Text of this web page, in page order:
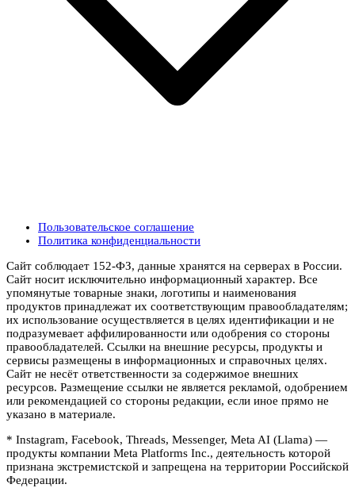
Пользовательское соглашение
Политика конфиденциальности
Сайт соблюдает 152-ФЗ, данные хранятся на серверах в России.
Сайт носит исключительно информационный характер. Все
упомянутые товарные знаки, логотипы и наименования
продуктов принадлежат их соответствующим правообладателям;
их использование осуществляется в целях идентификации и не
подразумевает аффилированности или одобрения со стороны
правообладателей. Ссылки на внешние ресурсы, продукты и
сервисы размещены в информационных и справочных целях.
Сайт не несёт ответственности за содержимое внешних
ресурсов. Размещение ссылки не является рекламой, одобрением
или рекомендацией со стороны редакции, если иное прямо не
указано в материале.
* Instagram, Facebook, Threads, Messenger, Meta AI (Llama) —
продукты компании Meta Platforms Inc., деятельность которой
признана экстремистской и запрещена на территории Российской
Федерации.